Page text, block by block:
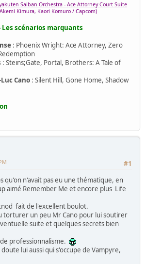
Saiban Orchestra - Ace Attorney Court Suite
Kimura, Kaori Komuro / Capcom)
Les scénarios marquants
: Phoenix Wright: Ace Attorney, Zero
: Steins;Gate, Portal, Brothers: A Tale of
Luc Cano : Silent Hill, Gone Home, Shadow
#1
qu'on n'avait pas eu une thématique, en
aimé Remember Me et encore plus Life
fait de l'excellent boulot.
torturer un peu Mr Cano pour lui soutirer
suite et quelques secrets bien
professionnalisme.
doute lui aussi qui s'occupe de Vampyre,